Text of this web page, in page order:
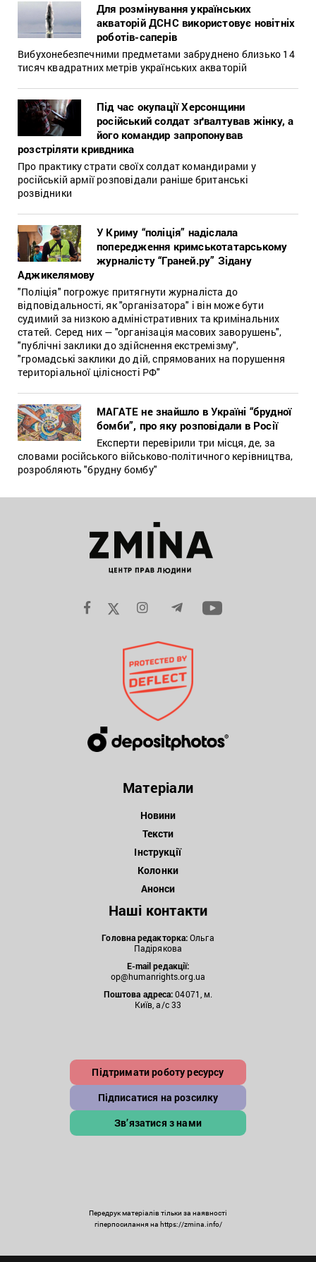
Для розмінування українських
акваторій ДСНС використовує новітніх
роботів-саперів
Вибухонебезпечними предметами забруднено близько 14
тисяч квадратних метрів українських акваторій
Під час окупації Херсонщини
російський солдат зґвалтував жінку, а
його командир запропонував
розстріляти кривдника
Про практику страти своїх солдат командирами у
російській армії розповідали раніше британські
розвідники
У Криму “поліція” надіслала
попередження кримськотатарському
журналісту “Граней.ру” Зідану
Аджикелямову
"Поліція" погрожує притягнути журналіста до
відповідальності, як "організатора" і він може бути
судимий за низкою адміністративних та кримінальних
статей. Серед них — "організація масових заворушень",
"публічні заклики до здійснення екстремізму",
"громадські заклики до дій, спрямованих на порушення
територіальної цілісності РФ"
МАГАТЕ не знайшло в Україні “брудної
бомби”, про яку розповідали в Росії
Експерти перевірили три місця, де, за
словами російського військово-політичного керівництва,
розробляють "брудну бомбу"
Матеріали
Новини
Тексти
Інструкції
Колонки
Анонси
Наші контакти
Головна редакторка:Ольга
Падірякова
E-mail редакції:
op@humanrights.org.ua
Поштова адреса:04071, м.
Київ, а/с 33
Підтримати роботу ресурсу
Підписатися на розсилку
Зв’язатися з нами
Передрук матеріалів тільки за наявності
гіперпосилання на https://zmina.info/